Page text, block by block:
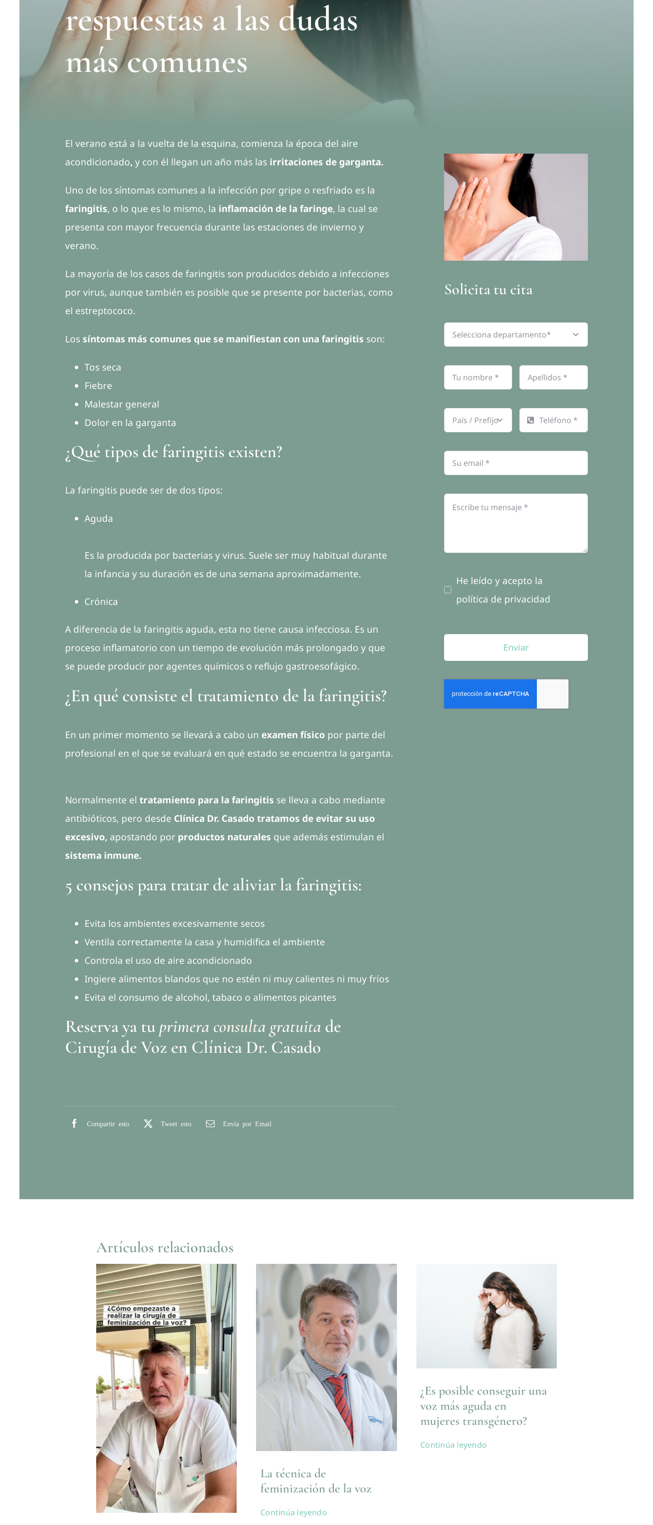
respuestas a las dudas
más comunes
El verano está a la vuelta de la esquina, comienza la época del aire
acondicionado,y con él llegan un año más las irritaciones de garganta.
Uno de los síntomas comunes a la infección por gripe o resfriado es la
faringitis, o lo que es lo mismo, la inflamación de la faringe, la cual se
presenta con mayor frecuencia durante las estaciones de invierno y
verano.
La mayoría de los casos de faringitis son producidos debido a infecciones
por virus, aunque también es posible que se presente por bacterias, como
el estreptococo.
Los síntomas más comunes que se manifiestan con una faringitis son:
Tos seca
Fiebre
Malestar general
Dolor en la garganta
¿Qué tipos de faringitis existen?
La faringitis puede ser de dos tipos:
Aguda
Es la producida por bacterias y virus. Suele ser muy habitual durante
la infancia y su duración es de una semana aproximadamente.
Crónica
A diferencia de la faringitis aguda, esta no tiene causa infecciosa. Es un
proceso inflamatorio con un tiempo de evolución más prolongado y que
se puede producir por agentes químicos o reflujo gastroesofágico.
¿En qué consiste el tratamiento de la faringitis?
En un primer momento se llevará a cabo un examen físico por parte del
profesional en el que se evaluará en qué estado se encuentra la garganta.
Normalmente eltratamiento para la faringitis se lleva a cabo mediante
antibióticos, pero desde Clínica Dr. Casado tratamos de evitar su uso
excesivo, apostando por productos naturales que además estimulan el
sistema inmune.
5 consejos para tratar de aliviar la faringitis:
Evita los ambientes excesivamente secos
Ventila correctamente la casa y humidifica el ambiente
Controla el uso de aire acondicionado
Ingiere alimentos blandos que no estén ni muy calientes ni muy fríos
Evita el consumo de alcohol, tabaco o alimentos picantes
Reserva ya tuprimera consulta gratuita de
Cirugía de Voz en Clínica Dr. Casado
Compartir esto Tweet esto Envía por Email
Solicita tu cita
He leído y acepto la
política de privacidad
Enviar
Artículos relacionados
La técnica de
feminización de la voz
Continúa leyendo
¿Es posible conseguir una
voz más aguda en
mujeres transgénero?
Continúa leyendo